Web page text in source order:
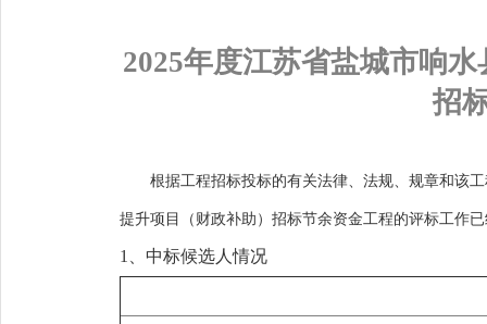
2025年度江苏省盐城市响
招
根据工程招标投标的有关法律、法规、规章和该
提升项目（财政补助）招标节余资金工程的评标工作
1、中标候选人情况